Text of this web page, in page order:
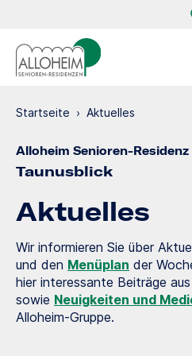
Startseite › Aktuelles
Alloheim Senioren-Residenz
Taunusblick
Aktuelles
Wir informieren Sie über
und den Menüplan der
hier interessante Beiträge
sowie Neuigkeiten und
Alloheim-Gruppe.